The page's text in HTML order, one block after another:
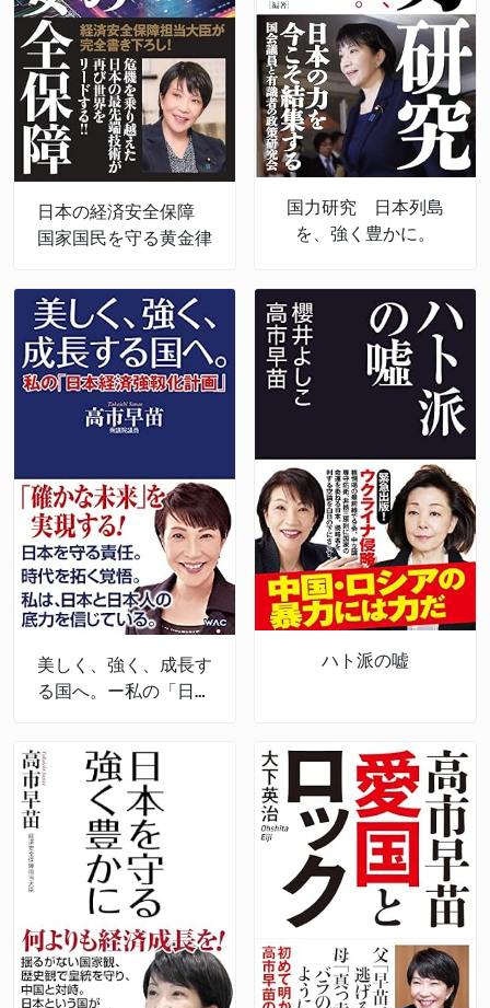
日本の経済安全保障
国家国民を守る黄金律
国力研究 日本列島
を、強く豊かに。
美しく、強く、成長す
る国へ。ー私の「日本
ハト派の嘘